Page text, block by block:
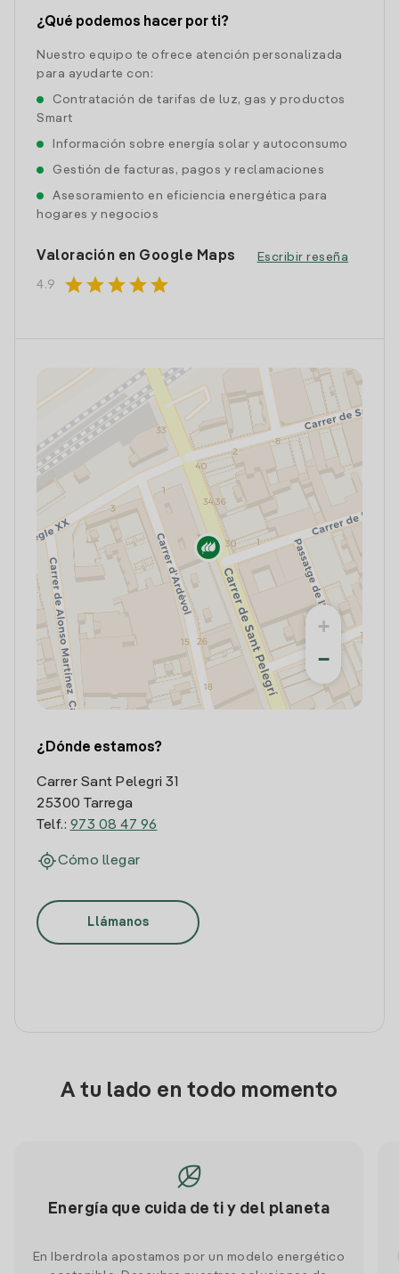
¿Qué podemos hacer por ti?
Nuestro equipo te ofrece atención personalizada
para ayudarte con:
Contratación de tarifas de luz, gas y productos
Smart
Información sobre energía solar y autoconsumo
Gestión de facturas, pagos y reclamaciones
Asesoramiento en eficiencia energética para
hogares y negocios
Valoración en Google Maps
4.9 starstarstarstarstar
Escribir reseña
+
−
¿Dónde estamos?
Carrer Sant Pelegri 31
25300 Tarrega
Telf.: 973 08 47 96
Cómo llegar
Llámanos
A tu lado en todo momento
Energía que cuida de ti y del planeta
En Iberdrola apostamos por un modelo energético